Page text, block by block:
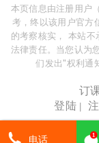
本页信息由注册用户
考，终以该用户官方
的考察核实， 本站
法律责任。当您认为
们发出"权利通
订
登陆 |
电话